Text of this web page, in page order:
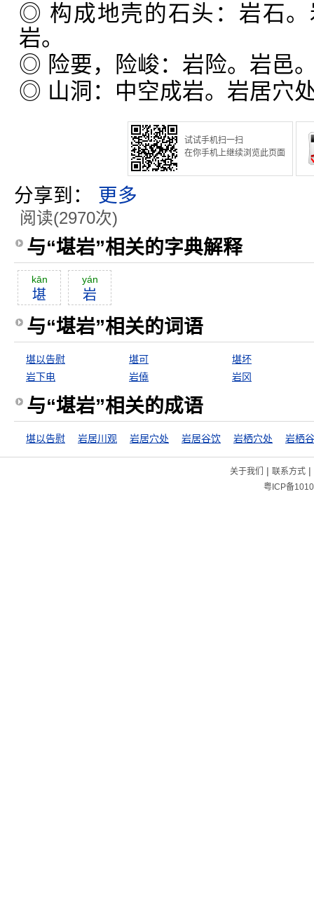
◎ 构成地壳的石头：岩石
岩。
◎ 险要，险峻：岩险。岩邑
◎ 山洞：中空成岩。岩居穴
试试手机扫一扫
在你手机上继续浏览此页面
分享到： 更多
阅读(2970次)
与“堪岩”相关的字典解释
kān
堪
yán
岩
与“堪岩”相关的词语
堪以告慰 堪可
堪坏
岩下电
岩僥 岩冈
与“堪岩”相关的成语
堪以告慰 岩居川观 岩居穴处 岩居谷饮 岩栖穴处 岩栖
关于我们 | 联系方式|
粤ICP备